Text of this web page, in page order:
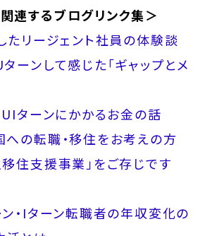
連するブログリンク集＞
たリージェント社員の体験談
ーンして感じた「ギャップとメ
ターンにかかるお金の話
の転職・移住をお考えの方
住支援事業」をご存じです
・Iターン転職者の年収変化の